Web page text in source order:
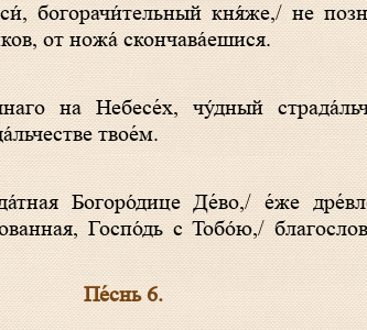
от ножа́ скончава́ешися.
твое́м.
Богоро́дице Де́во,/ е́же
Госпо́дь с Тобо́ю,/
Пе́снь 6.